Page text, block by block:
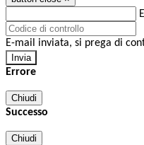
E-mail inviata, si prega di
Errore
Chiudi
Successo
Chiudi